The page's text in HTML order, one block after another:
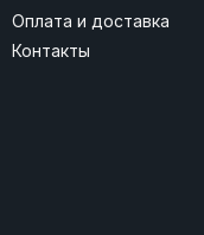
Оплата и доставка
Контакты